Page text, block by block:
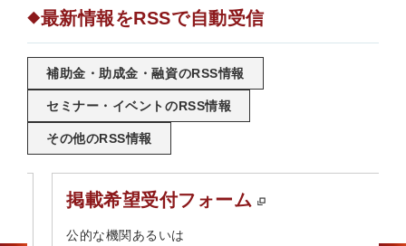
◆最新情報をRSSで自動受信
補助金・助成金・融資のRSS情報
セミナー・イベントのRSS情報
その他のRSS情報
掲載希望受付フォーム
​公的な機関あるいは​